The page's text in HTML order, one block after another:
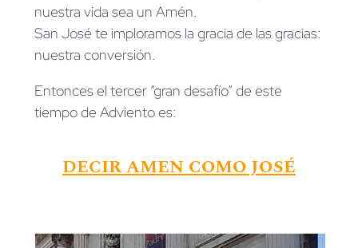
nuestra vida sea un Amén.
San José te imploramos la gracia de las gracias:
nuestra conversión.
Entonces el tercer “gran desafío” de este
tiempo de Adviento es:
DECIR AMEN COMO JOSÉ